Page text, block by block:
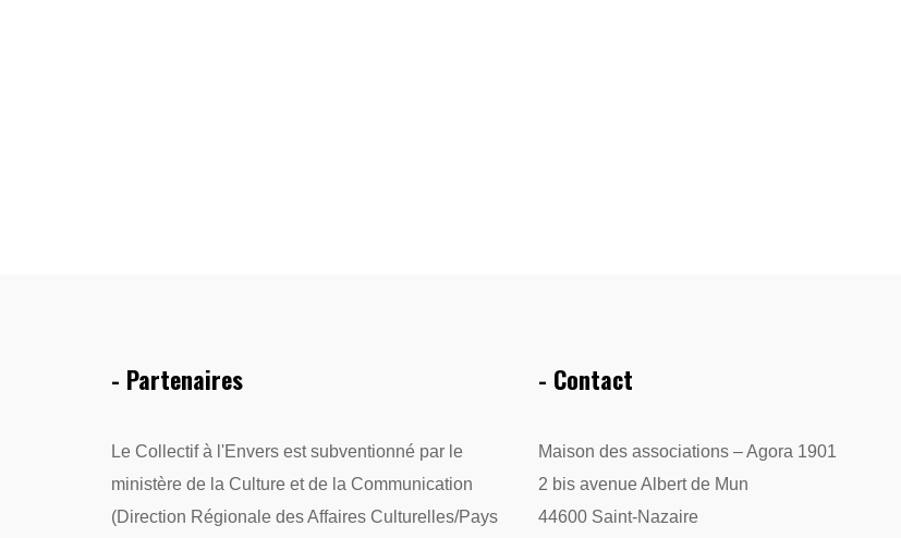
- Partenaires
Le Collectif à l'Envers est subventionné par le
ministère de la Culture et de la Communication
(Direction Régionale des Affaires Culturelles/Pays
- Contact
Maison des associations – Agora 1901
2 bis avenue Albert de Mun
44600 Saint-Nazaire